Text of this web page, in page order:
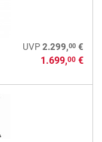
UVP 2.299,00€
1.699,00€